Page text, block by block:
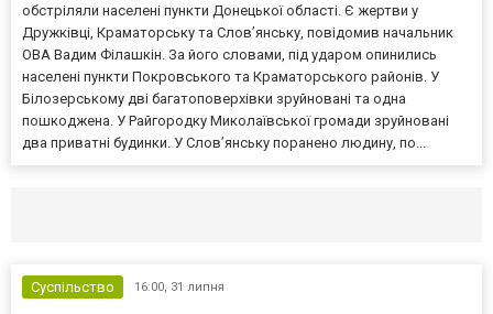
обстріляли населені пункти Донецької області. Є жертви у
Дружківці, Краматорську та Слов’янську, повідомив начальник
ОВА Вадим Філашкін. За його словами, під ударом опинились
населені пункти Покровського та Краматорського районів. У
Білозерському дві багатоповерхівки зруйновані та одна
пошкоджена. У Райгородку Миколаївської громади зруйновані
два приватні будинки. У Слов’янську поранено людину, по...
Суспільство 16:00, 31 липня